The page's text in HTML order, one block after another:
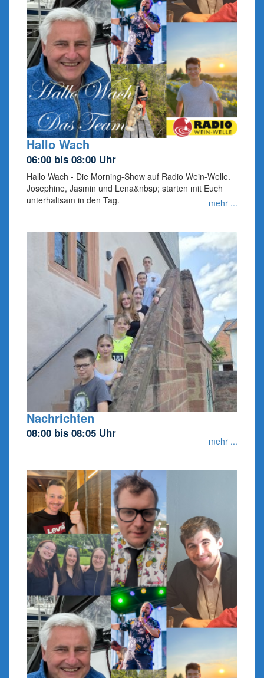
Hallo Wach
06:00 bis 08:00 Uhr
Hallo Wach - Die Morning-Show auf Radio Wein-Welle.
Josephine, Jasmin und Lena&nbsp; starten mit Euch
unterhaltsam in den Tag.
mehr ...
Nachrichten
08:00 bis 08:05 Uhr
mehr ...